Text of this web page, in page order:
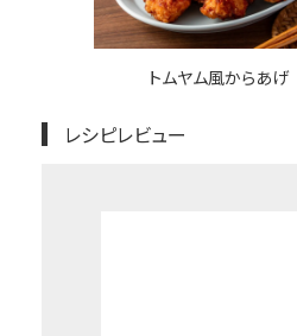
トムヤム風からあげ
レシピレビュー